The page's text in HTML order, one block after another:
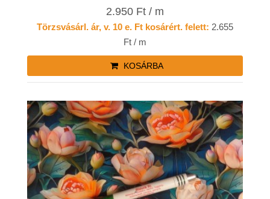
2.950 Ft / m
Törzsvásárl. ár, v. 10 e. Ft kosárért. felett: 2.655
Ft / m
KOSÁRBA